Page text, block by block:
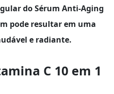
doSérum Anti-Aging
pode resultar em uma
e radiante.
C 10 em 1